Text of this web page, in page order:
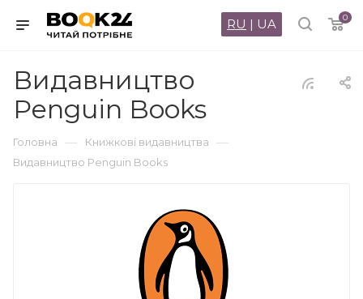
0
RU | UA
Видавництво
Penguin Books
Головна — Книжкові видавництва —
Видавництво Penguin Books